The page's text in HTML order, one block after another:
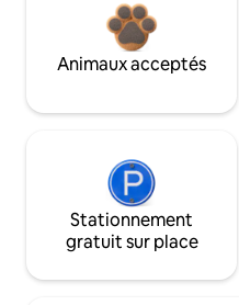
Animaux acceptés
Stationnement
gratuit sur place